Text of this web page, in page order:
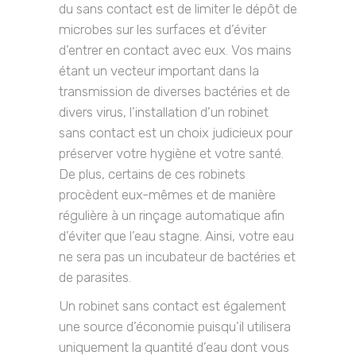
du sans contact est de limiter le dépôt de
microbes sur les surfaces et d’éviter
d’entrer en contact avec eux. Vos mains
étant un vecteur important dans la
transmission de diverses bactéries et de
divers virus, l’installation d’un robinet
sans contact est un choix judicieux pour
préserver votre hygiène et votre santé.
De plus, certains de ces robinets
procèdent eux-mêmes et de manière
régulière à un rinçage automatique afin
d’éviter que l’eau stagne. Ainsi, votre eau
ne sera pas un incubateur de bactéries et
de parasites.
Un robinet sans contact est également
une source d’économie puisqu’il utilisera
uniquement la quantité d’eau dont vous